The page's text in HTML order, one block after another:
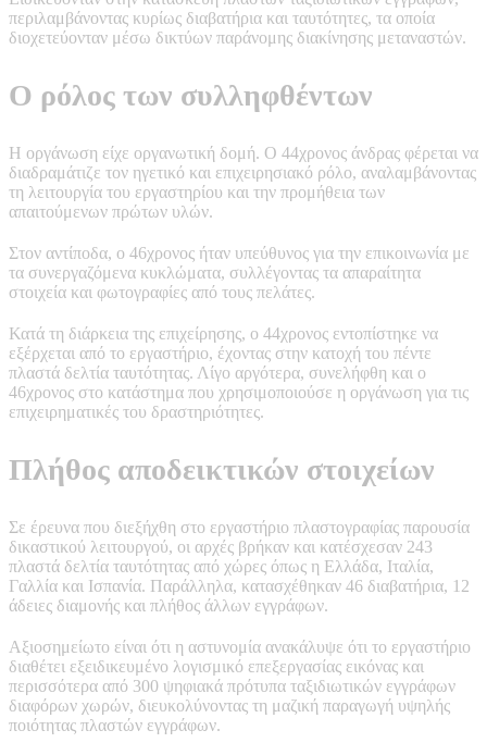
περιλαμβάνοντας κυρίως διαβατήρια και ταυτότητες, τα οποία
διοχετεύονταν μέσω δικτύων παράνομης διακίνησης μεταναστών.
Ο ρόλος των συλληφθέντων
Η οργάνωση είχε οργανωτική δομή. Ο 44χρονος άνδρας φέρεται να
διαδραμάτιζε τον ηγετικό και επιχειρησιακό ρόλο, αναλαμβάνοντας
τη λειτουργία του εργαστηρίου και την προμήθεια των
απαιτούμενων πρώτων υλών.
Στον αντίποδα, ο 46χρονος ήταν υπεύθυνος για την επικοινωνία με
τα συνεργαζόμενα κυκλώματα, συλλέγοντας τα απαραίτητα
στοιχεία και φωτογραφίες από τους πελάτες.
Κατά τη διάρκεια της επιχείρησης, ο 44χρονος εντοπίστηκε να
εξέρχεται από το εργαστήριο, έχοντας στην κατοχή του πέντε
πλαστά δελτία ταυτότητας. Λίγο αργότερα, συνελήφθη και ο
46χρονος στο κατάστημα που χρησιμοποιούσε η οργάνωση για τις
επιχειρηματικές του δραστηριότητες.
Πλήθος αποδεικτικών στοιχείων
Σε έρευνα που διεξήχθη στο εργαστήριο πλαστογραφίας παρουσία
δικαστικού λειτουργού, οι αρχές βρήκαν και κατέσχεσαν 243
πλαστά δελτία ταυτότητας από χώρες όπως η Ελλάδα, Ιταλία,
Γαλλία και Ισπανία. Παράλληλα, κατασχέθηκαν 46 διαβατήρια, 12
άδειες διαμονής και πλήθος άλλων εγγράφων.
Αξιοσημείωτο είναι ότι η αστυνομία ανακάλυψε ότι το εργαστήριο
διαθέτει εξειδικευμένο λογισμικό επεξεργασίας εικόνας και
περισσότερα από 300 ψηφιακά πρότυπα ταξιδιωτικών εγγράφων
διαφόρων χωρών, διευκολύνοντας τη μαζική παραγωγή υψηλής
ποιότητας πλαστών εγγράφων.